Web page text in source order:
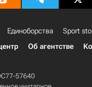
Единоборства Sport
Об агентстве
57640